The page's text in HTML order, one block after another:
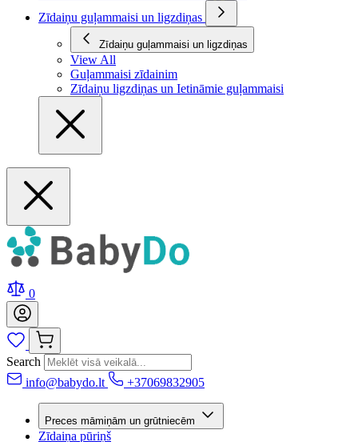
Zīdaiņu guļammaisi un ligzdiņas
Zīdaiņu guļammaisi un ligzdiņas
View All
Guļammaisi zīdainim
Zīdaiņu ligzdiņas un Ietināmie guļammaisi
0
Search
info@babydo.lt
+37069832905
Preces māmiņām un grūtniecēm
Zīdaiņa pūriņš